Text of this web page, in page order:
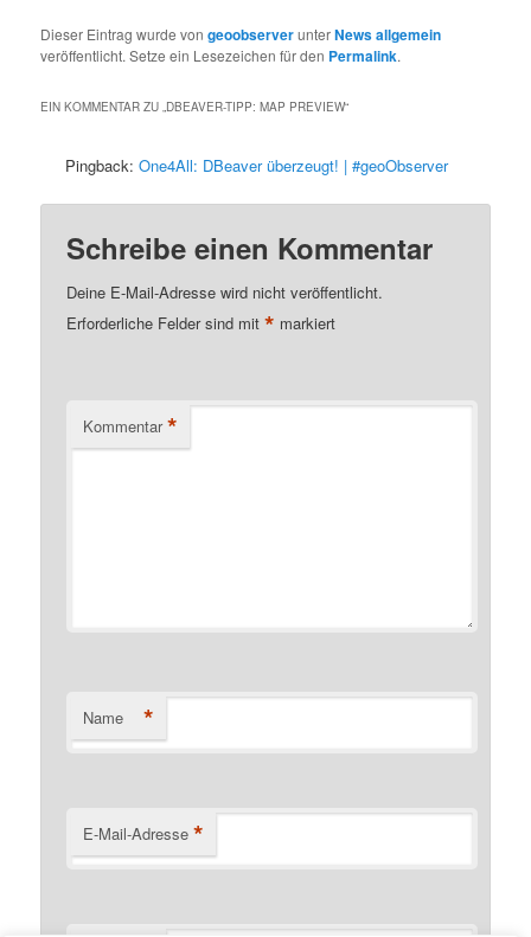
Dieser Eintrag wurde vongeoobserverunterNews allgemein
veröffentlicht. Setze ein Lesezeichen für den Permalink.
EIN KOMMENTAR ZU „DBEAVER-TIPP: MAP PREVIEW“
Pingback:One4All: DBeaver überzeugt! | #geoObserver
Schreibe einen Kommentar
Deine E-Mail-Adresse wird nicht veröffentlicht.
Erforderliche Felder sind mit* markiert
Kommentar *
Name *
E-Mail-Adresse *